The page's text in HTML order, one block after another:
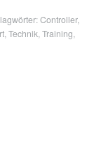
Controller,
, Technik, Training,